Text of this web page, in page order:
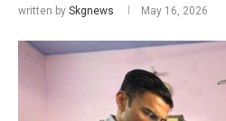
written by Skgnews May 16, 2026